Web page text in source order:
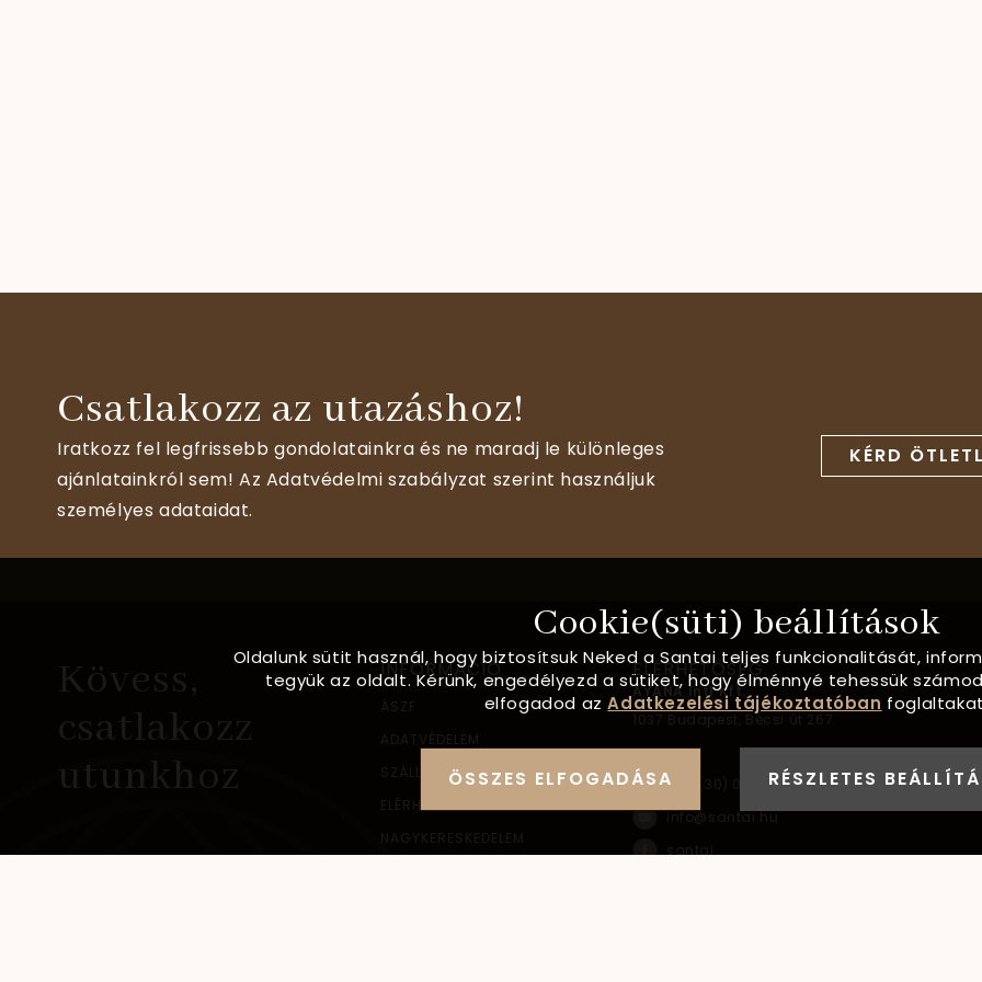
Csatlakozz az utazáshoz!
Iratkozz fel legfrissebb gondolatainkra és ne maradj le különleges
ajánlatainkról sem! Az Adatvédelmi szabályzat szerint használjuk
személyes adataidat.
KÉRD
Kövess,
csatlakozz
utunkhoz
INFORMÁCIÓ
ÁSZF
ADATVÉDELEM
SZÁLLÍTÁSI INFORMÁCIÓ
ELÉRHETŐSÉG
NAGYKERESKEDELEM
ELÉRHETŐSÉG
AYANA Intl Kft.
1037 Budapest, Bécsi út 267.
+36 (30) 093-9900
info@santai.hu
santai
Cookie(süti) beállítások
Oldalunk sütit használ, hogy biztosítsuk Neked a Santai teljes funkcionalitását,
tegyük az oldalt. Kérünk, engedélyezd a sütiket, hogy élménnyé tehessük
elfogadod azAdatkezelési tájékoztatóban
ÖSSZES ELFOGADÁSA RÉSZLETES